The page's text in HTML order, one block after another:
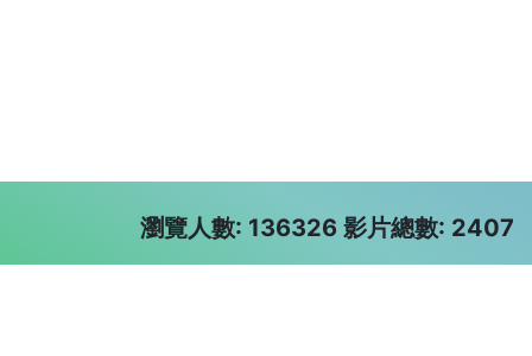
瀏覽人數: 136326 影片總數: 2407